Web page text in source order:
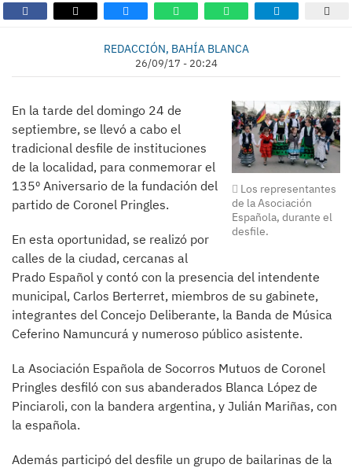
REDACCIÓN, BAHÍA BLANCA
26/09/17 - 20:24
Los representantes
de la Asociación
Española, durante el
desfile.
En la tarde del domingo 24 de
septiembre, se llevó a cabo el
tradicional desfile de instituciones
de la localidad, para conmemorar el
135º Aniversario de la fundación del
partido de Coronel Pringles.
En esta oportunidad, se realizó por
calles de la ciudad, cercanas al
Prado Español y contó con la presencia del intendente
municipal, Carlos Berterret, miembros de su gabinete,
integrantes del Concejo Deliberante, la Banda de Música
Ceferino Namuncurá y numeroso público asistente.
La Asociación Española de Socorros Mutuos de Coronel
Pringles desfiló con sus abanderados Blanca López de
Pinciaroli, con la bandera argentina, y Julián Mariñas, con
la española.
Además participó del desfile un grupo de bailarinas de la